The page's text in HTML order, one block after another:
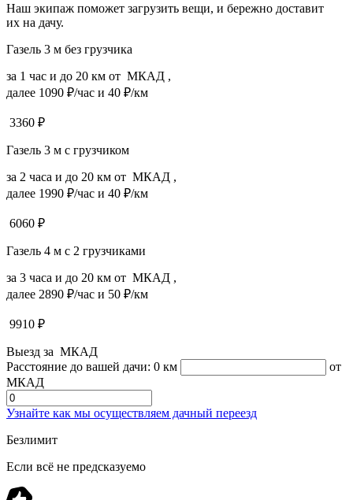
Наш экипаж поможет загрузить вещи, и бережно доставит
их на дачу.
Газель 3 м без грузчика
за 1 час и до 20 км от МКАД ,
далее 1090 ₽/час и 40 ₽/км
3360 ₽
Газель 3 м с грузчиком
за 2 часа и до 20 км от МКАД ,
далее 1990 ₽/час и 40 ₽/км
6060 ₽
Газель 4 м с 2 грузчиками
за 3 часа и до 20 км от МКАД ,
далее 2890 ₽/час и 50 ₽/км
9910 ₽
Выезд за МКАД
Расстояние до вашей дачи: 0 км
от
МКАД
Узнайте как мы осуществляем дачный переезд
Безлимит
Если всё не предсказуемо